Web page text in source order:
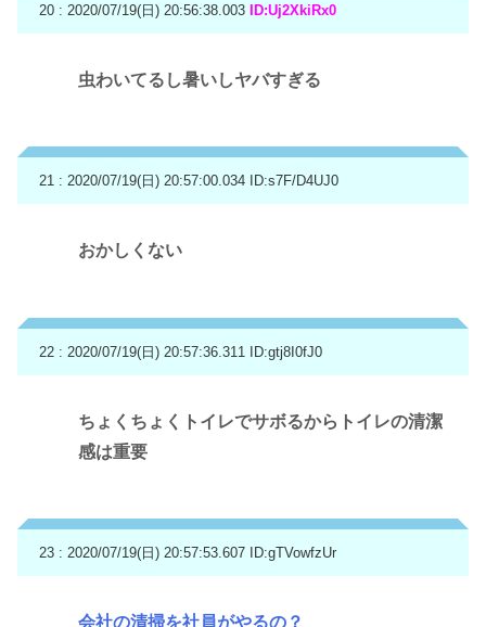
20 : 2020/07/19(日) 20:56:38.003 ID:Uj2XkiRx0
虫わいてるし暑いしヤバすぎる
21 : 2020/07/19(日) 20:57:00.034 ID:s7F/D4UJ0
おかしくない
22 : 2020/07/19(日) 20:57:36.311 ID:gtj8I0fJ0
ちょくちょくトイレでサボるからトイレの清潔
感は重要
23 : 2020/07/19(日) 20:57:53.607 ID:gTVowfzUr
会社の清掃を社員がやるの？